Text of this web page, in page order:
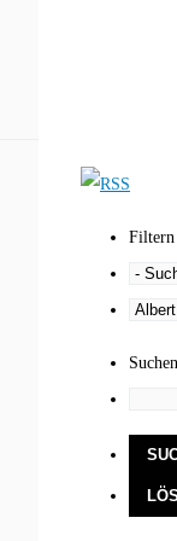
Filtern
Suchen